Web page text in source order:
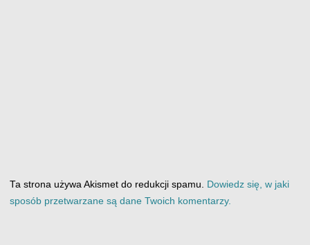
Ta strona używa Akismet do redukcji spamu. Dowiedz się, w jaki
sposób przetwarzane są dane Twoich komentarzy.